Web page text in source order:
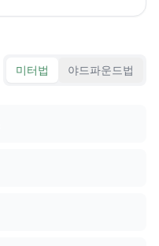
미터법 야드파운드법